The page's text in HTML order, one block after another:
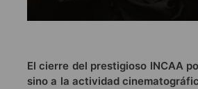
El cierre del prestigioso INCAA
sino a la actividad